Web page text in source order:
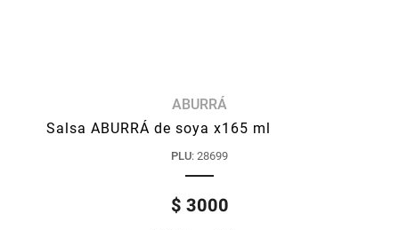
ABURRÁ
Salsa ABURRÁ de soya x165 ml
PLU: 28699
$ 3000